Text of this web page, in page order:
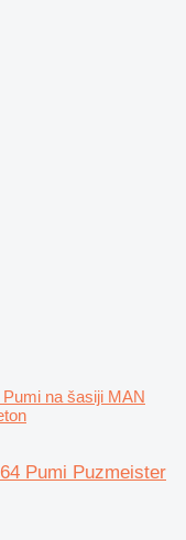
na šasiji MAN
Pumi Puzmeister